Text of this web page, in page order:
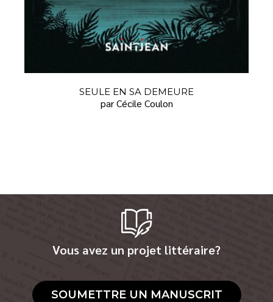
SEULE EN SA DEMEURE
par Cécile Coulon
Vous avez un projet littéraire?
SOUMETTRE UN MANUSCRIT